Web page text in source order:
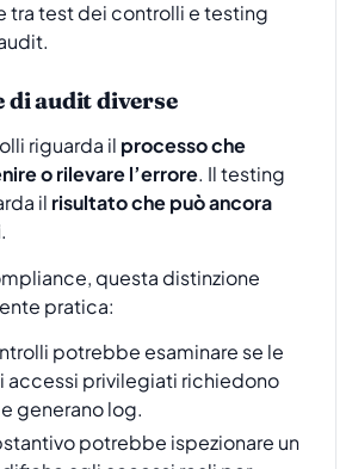
di audit diverse
riguarda il processo che
o rilevare l’errore. Il testing
il risultato che può ancora
.
questa distinzione
pratica:
potrebbe esaminare se le
accessi privilegiati richiedono
generano log.
potrebbe ispezionare un